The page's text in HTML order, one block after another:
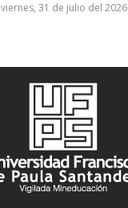
viernes, 31 de julio del 2026